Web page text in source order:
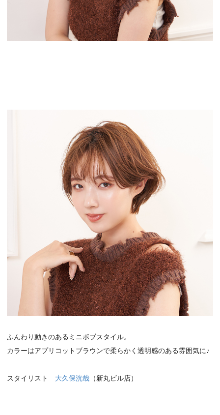
ふんわり動きのあるミニボブスタイル。
カラーはアプリコットブラウンで柔らかく透明感のある雰囲気に♪
スタイリスト 大久保洸哉 （新丸ビル店）